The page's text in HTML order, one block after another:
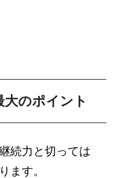
のポイント
続力と切っては
ます。